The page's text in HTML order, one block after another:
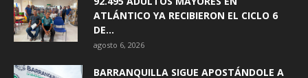
ATLÁNTICO YA RECIBIERON EL CICLO 6
DE...
agosto 6, 2026
BARRANQUILLA SIGUE APOSTÁNDOLE A